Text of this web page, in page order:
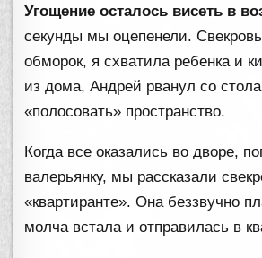
Угощение осталось висеть в
секунды мы оцепенели.
обморок, я схватила ребенка и
из дома, Андрей рванул со
«полосовать» пространство.
Когда все оказались во дворе,
валерьянку, мы рассказали
«квартиранте». Она беззвучно
молча встала и отправилась в